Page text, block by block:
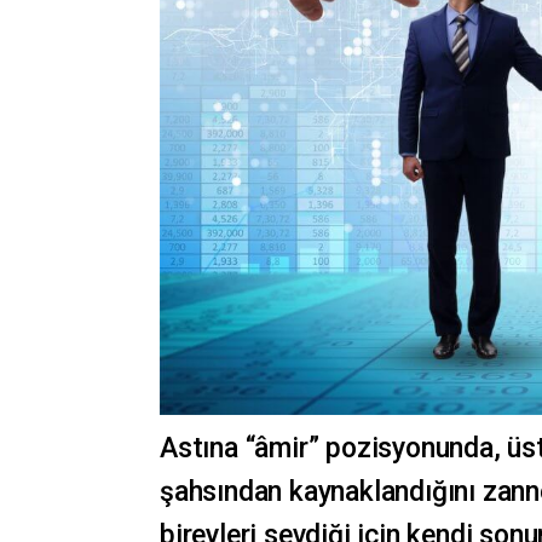
Astına “âmir” pozisyonunda,
şahsından kaynaklandığını
bireyleri sevdiği için kendi